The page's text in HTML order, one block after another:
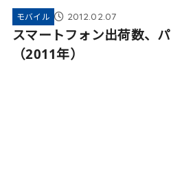
モバイル 2012.02.07
スマートフォン出荷数、
（2011年）